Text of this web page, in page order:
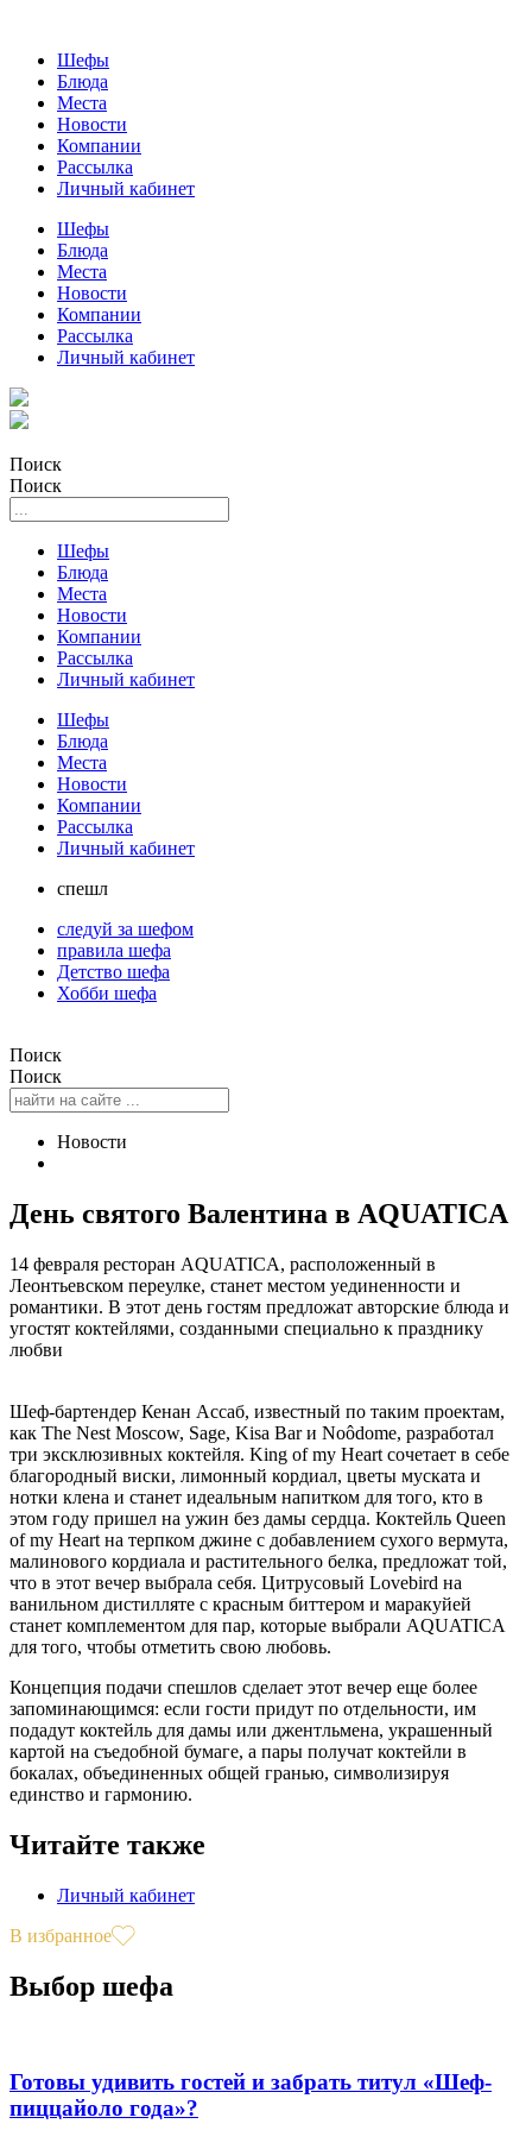
Шефы
Блюда
Места
Новости
Компании
Рассылка
Личный кабинет
Шефы
Блюда
Места
Новости
Компании
Рассылка
Личный кабинет
Поиск
Поиск
Шефы
Блюда
Места
Новости
Компании
Рассылка
Личный кабинет
Шефы
Блюда
Места
Новости
Компании
Рассылка
Личный кабинет
спешл
следуй за шефом
правила шефа
Детство шефа
Хобби шефа
Поиск
Поиск
Новости
День святого Валентина в AQUATICA
14 февраля ресторан AQUATICA, расположенный в
Леонтьевском переулке, станет местом уединенности и
романтики. В этот день гостям предложат авторские блюда и
угостят коктейлями, созданными специально к празднику
любви
Шеф-бартендер Кенан Ассаб, известный по таким проектам,
как The Nest Moscow, Sage, Kisa Bar и Noôdome, разработал
три эксклюзивных коктейля. King of my Heart сочетает в себе
благородный виски, лимонный кордиал, цветы муската и
нотки клена и станет идеальным напитком для того, кто в
этом году пришел на ужин без дамы сердца. Коктейль Queen
of my Heart на терпком джине с добавлением сухого вермута,
малинового кордиала и растительного белка, предложат той,
что в этот вечер выбрала себя. Цитрусовый Lovebird на
ванильном дистилляте с красным биттером и маракуйей
станет комплементом для пар, которые выбрали AQUATICA
для того, чтобы отметить свою любовь.
Концепция подачи спешлов сделает этот вечер еще более
запоминающимся: если гости придут по отдельности, им
подадут коктейль для дамы или джентльмена, украшенный
картой на съедобной бумаге, а пары получат коктейли в
бокалах, объединенных общей гранью, символизируя
единство и гармонию.
Читайте также
Личный кабинет
В избранное
Выбор шефа
Готовы удивить гостей и забрать титул «Шеф-
пиццайоло года»?